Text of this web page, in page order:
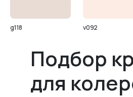
g118 v092
Подбор
для